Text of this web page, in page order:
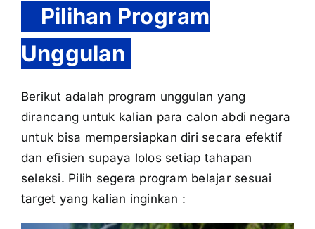
Pilihan Program
Unggulan
Berikut adalah program unggulan yang
dirancang untuk kalian para calon abdi negara
untuk bisa mempersiapkan diri secara efektif
dan efisien supaya lolos setiap tahapan
seleksi. Pilih segera program belajar sesuai
target yang kalian inginkan :